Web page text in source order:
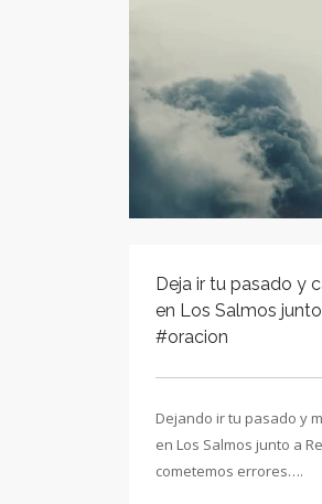
Deja ir tu pasado y
en Los Salmos
#oracion
Dejando ir tu pasado y
en Los Salmos junto a
cometemos errores….